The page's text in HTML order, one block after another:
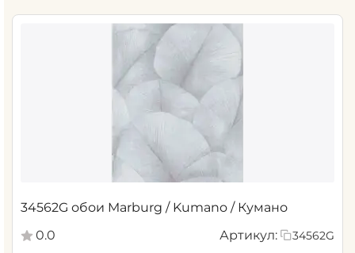
34562G обои Marburg / Kumano / Кумано
0.0
Артикул: 34562G